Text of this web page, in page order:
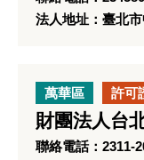
法人地址：臺北
萬華區 許可
財團法人台
聯絡電話：2311-